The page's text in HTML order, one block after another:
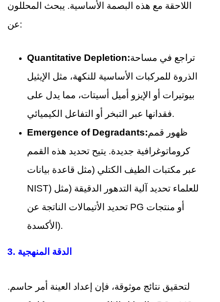
اللاحقة مع هذه البصمة الأساسية. يبحث المحللون
عن:
Quantitative Depletion:تراجع في مساحة
الذروة للمركبات الأساسية للنكهة، مثل الإيثيل
بيوتيرات أو الإيزو أميل أسيتات، مما يدل على
فقدانها عبر التبخر أو التفاعل الكيميائي.
Emergence of Degradants:ظهور قمم
كروماتوغرافية جديدة. يتيح تحديد هذه القمم
عبر مكتبات الطيف الكتلي (مثل قاعدة بيانات
NIST) للعلماء تحديد آلية التدهور الدقيقة (مثل
تحديد الأتيمالات الناتجة عن PG أو منتجات
الأكسدة).
3. الدقة المنهجية
لتحقيق نتائج موثوقة، فإن إعداد العينة أمر حاسم.